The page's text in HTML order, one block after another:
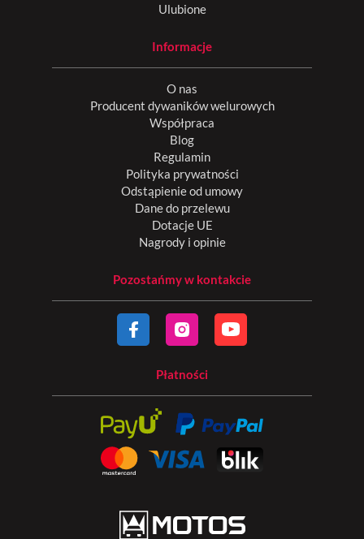
Ulubione
Informacje
O nas
Producent dywaników welurowych
Współpraca
Blog
Regulamin
Polityka prywatności
Odstąpienie od umowy
Dane do przelewu
Dotacje UE
Nagrody i opinie
Pozostańmy w kontakcie
Płatności